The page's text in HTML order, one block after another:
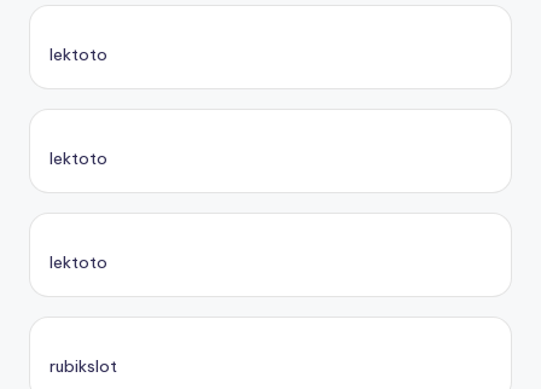
lektoto
lektoto
lektoto
rubikslot